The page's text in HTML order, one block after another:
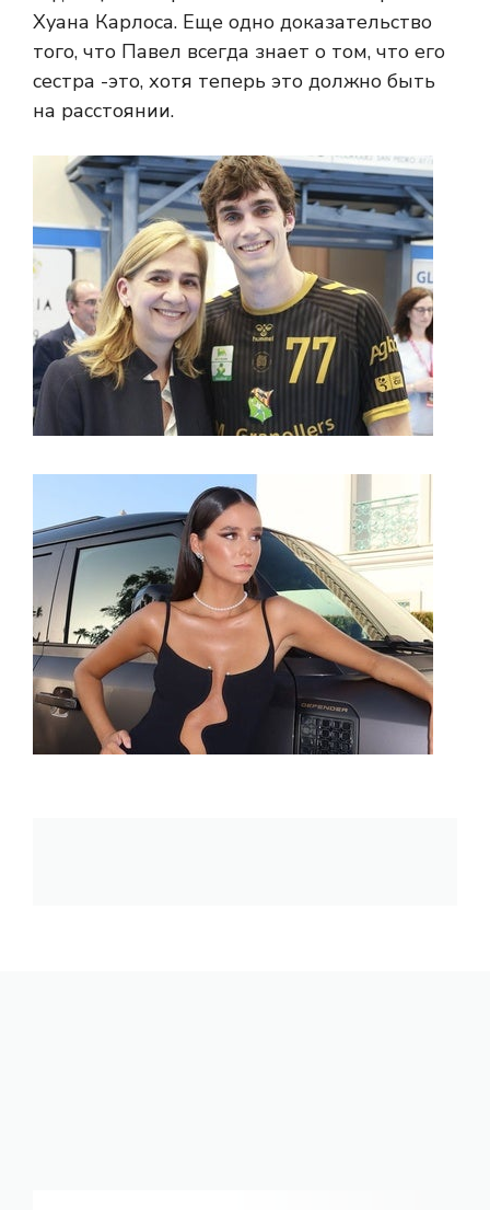
Хуана Карлоса. Еще одно доказательство
того, что Павел всегда знает о том, что его
сестра -это, хотя теперь это должно быть
на расстоянии.